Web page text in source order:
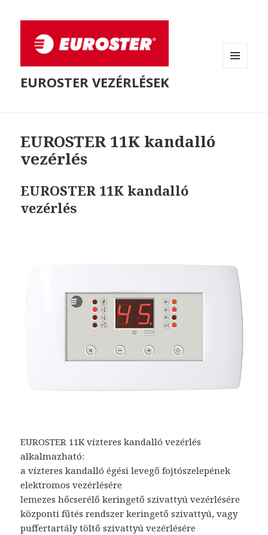
EUROSTER VEZÉRLÉSEK
EUROSTER 11K kandalló
vezérlés
EUROSTER 11K kandalló
vezérlés
EUROSTER 11K vízteres kandalló vezérlés
alkalmazható:
a vízteres kandalló égési levegő fojtószelepének
elektromos vezérlésére
lemezes hőcserélő keringető szivattyú vezérlésére
központi fűtés rendszer keringető szivattyú, vagy
puffertartály töltő szivattyú vezérlésére